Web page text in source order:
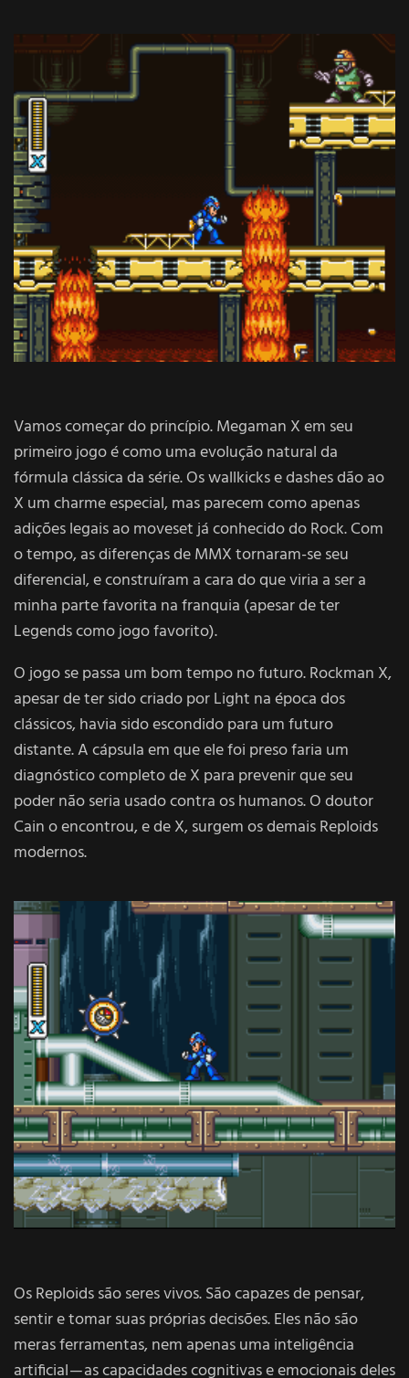
Vamos começar do princípio. Megaman X em seu
primeiro jogo é como uma evolução natural da
fórmula clássica da série. Os wallkicks e dashes dão ao
X um charme especial, mas parecem como apenas
adições legais ao moveset já conhecido do Rock. Com
o tempo, as diferenças de MMX tornaram-se seu
diferencial, e construíram a cara do que viria a ser a
minha parte favorita na franquia (apesar de ter
Legends como jogo favorito).
O jogo se passa um bom tempo no futuro. Rockman X,
apesar de ter sido criado por Light na época dos
clássicos, havia sido escondido para um futuro
distante. A cápsula em que ele foi preso faria um
diagnóstico completo de X para prevenir que seu
poder não seria usado contra os humanos. O doutor
Cain o encontrou, e de X, surgem os demais Reploids
modernos.
Os Reploids são seres vivos. São capazes de pensar,
sentir e tomar suas próprias decisões. Eles não são
meras ferramentas, nem apenas uma inteligência
artificial — as capacidades cognitivas e emocionais deles